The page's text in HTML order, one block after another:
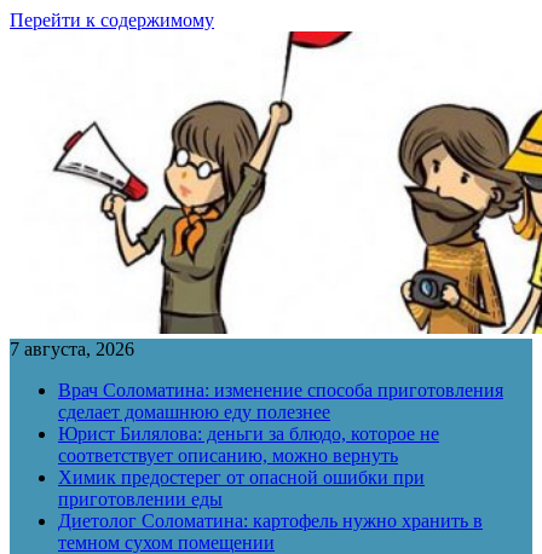
Перейти к содержимому
7 августа, 2026
Врач Соломатина: изменение способа приготовления
сделает домашнюю еду полезнее
Юрист Билялова: деньги за блюдо, которое не
соответствует описанию, можно вернуть
Химик предостерег от опасной ошибки при
приготовлении еды
Диетолог Соломатина: картофель нужно хранить в
темном сухом помещении